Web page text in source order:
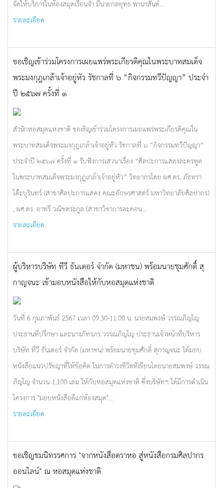
จัดให้บริการในห้องสมุดเรือนจำ มีนายกลยุทธ พานาสันต์...
รายละเอียด
ขอเชิญเข้าร่วมโครงการเผยแพร่พระเกียรติคุณในพระบาทสมเด็จ
พระมงกุฎเกล้าเจ้าอยู่หัว รัชกาลที่ ๖ “กิจกรรมทวีปัญญา” ประจำ
ปี ๒๕๖๗ ครั้งที่ ๑
สำนักหอสมุดแห่งชาติ ขอเชิญเข้าร่วมโครงการเผยแพร่พระเกียรติคุณใน
พระบาทสมเด็จพระมงกุฎเกล้าเจ้าอยู่หัว รัชกาลที่ ๖ “กิจกรรมทวีปัญญา”
ประจำปี ๒๕๖๗ ครั้งที่ ๑ รับฟังการเสวนาเรื่อง “ศิลปะการแสดงละครพูด
ในพระบาทสมเด็จพระมงกุฎเกล้าเจ้าอยู่หัว” วิทยากรโดย ผศ.ดร. ภัธทรา
โต๊ะบุรินทร์ (สาขาศิลปะการแสดง คณะอักษรศาสตร์ มหาวิทยาลัยศิลปากร)
, ผศ.ดร. อาทรี วณิชตระกูล (สาขาวิชาการละคอน...
รายละเอียด
ผู้บริหารบริษัท ทีวี ธันเดอร์ จำกัด (มหาชน) พร้อมนายชุมศักดิ์ สุ
กาญจนะ เข้ามอบหนังสือให้กับหอสมุดแห่งชาติ
วันที่ 6 กุมภาพันธ์ 2567 เวลา 09.30-11.00 น. นายสมพงษ์ วรรณภิญโญ
ประธานที่ปรึกษา และนางภัทรภร วรรณภิญโญ ประธานเจ้าหน้าที่บริหาร
บริษัท ทีวี ธันเดอร์ จำกัด (มหาชน) พร้อมนายชุมศักดิ์ สุกาญจนะ ได้มอบ
หนังสือแนวปรัชญาที่ให้ข้อคิด ในการดำรงชีวิตที่เขียนโดยนายสมพงษ์ วรรณ
ภิญโญ จำนวน 1,100 เล่ม ให้กับหอสมุดแห่งชาติ ซึ่งบริษัทฯ ได้มีการดำเนิน
โครงการ "มอบหนังสือดีแก่ห้องสมุด"...
รายละเอียด
ขอเชิญชมนิทรรศการ "จากหนังสือตราหอ สู่หนังสือกรมศิลปากร
ออนไลน์" ณ หอสมุดแห่งชาติ